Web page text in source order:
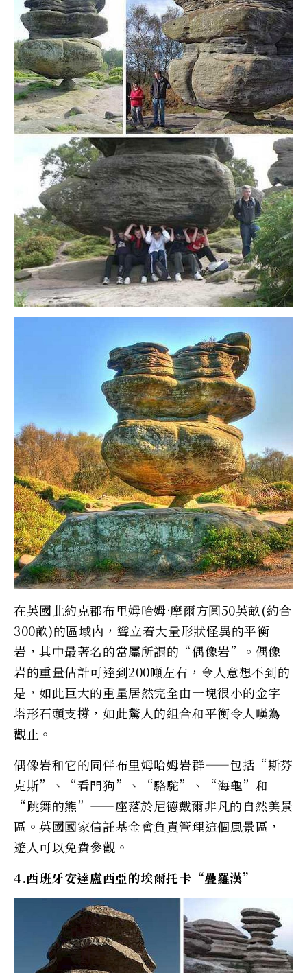
在英國北約克郡布里姆哈姆·摩爾方圓50英畝(約合
300畝)的區域內，聳立着大量形狀怪異的平衡
岩，其中最著名的當屬所謂的“偶像岩”。偶像
岩的重量估計可達到200噸左右，令人意想不到的
是，如此巨大的重量居然完全由一塊很小的金字
塔形石頭支撐，如此驚人的組合和平衡令人嘆為
觀止。
偶像岩和它的同伴布里姆哈姆岩群——包括“斯芬
克斯”、“看門狗”、“駱駝”、“海龜”和
“跳舞的熊”——座落於尼德戴爾非凡的自然美景
區。英國國家信託基金會負責管理這個風景區，
遊人可以免費參觀。
4.西班牙安達盧西亞的埃爾托卡“疊羅漢”